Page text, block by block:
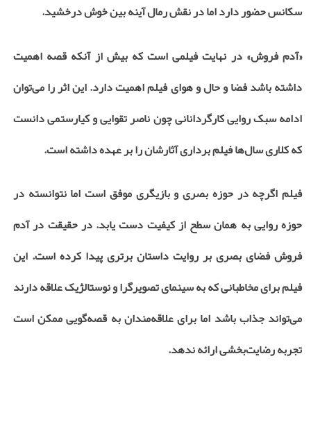
سکانس حضور دارد اما در نقش رمال آینه بین خوش درخشید.
«آدم فروش» در نهایت فیلمی است که بیش از آنکه قصه اهمیت
داشته باشد فضا و حال و هوای فیلم اهمیت دارد. این اثر را می‌توان
ادامه سبک روایی کارگردانانی چون ناصر تقوایی و کیارستمی دانست
که کلاری سال‌ها فیلم برداری آثارشان را بر عهده داشته است.
فیلم اگرچه در حوزه بصری و بازیگری موفق است اما نتوانسته در
حوزه روایی به همان سطح از کیفیت دست یابد. در حقیقت در آدم
فروش فضای بصری بر روایت داستان برتری پیدا کرده است. این
فیلم برای مخاطبانی که به سینمای تصویرگرا و نوستالژیک علاقه دارند
می‌تواند جذاب باشد اما برای علاقه‌مندان به قصه‌گویی ممکن است
تجربه رضایت‌بخشی ارائه ندهد.